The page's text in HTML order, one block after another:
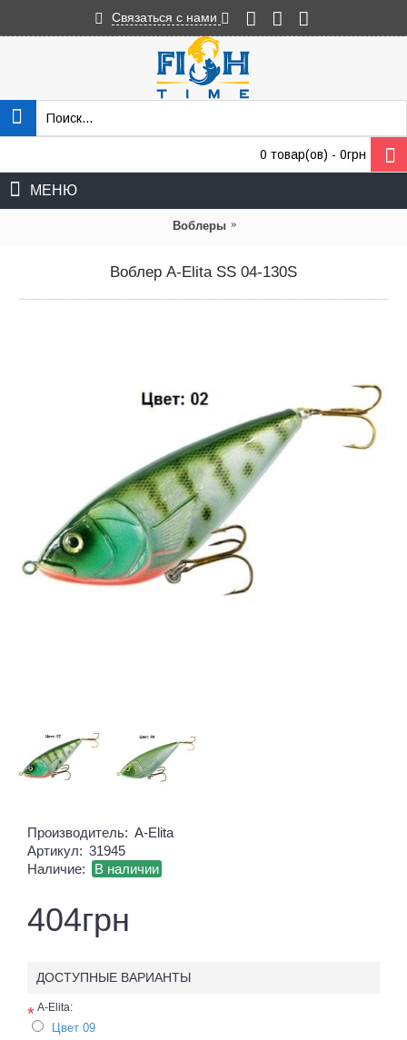
Связаться с нами
0 товар(ов) - 0грн
МЕНЮ
Воблеры
Воблер A-Elita SS 04-130S
Производитель: A-Elita
Артикул: 31945
Наличие:
В наличии
404грн
ДОСТУПНЫЕ ВАРИАНТЫ
* A-Elita:
Цвет 09